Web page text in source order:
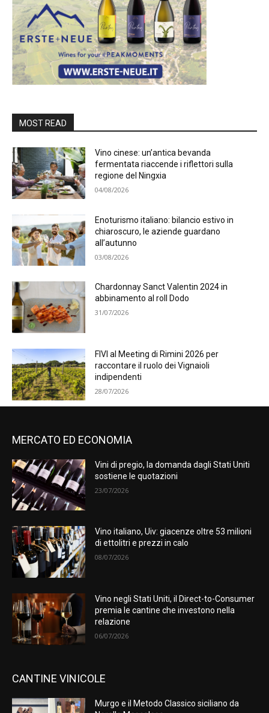
MOST READ
Vino cinese: un’antica bevanda
fermentata riaccende i riflettori sulla
regione del Ningxia
04/08/2026
Enoturismo italiano: bilancio estivo in
chiaroscuro, le aziende guardano
all’autunno
03/08/2026
Chardonnay Sanct Valentin 2024 in
abbinamento al roll Dodo
31/07/2026
FIVI al Meeting di Rimini 2026 per
raccontare il ruolo dei Vignaioli
indipendenti
28/07/2026
MERCATO ED ECONOMIA
Vini di pregio, la domanda dagli Stati Uniti
sostiene le quotazioni
23/07/2026
Vino italiano, Uiv: giacenze oltre 53 milioni
di ettolitri e prezzi in calo
08/07/2026
Vino negli Stati Uniti, il Direct-to-Consumer
premia le cantine che investono nella
relazione
06/07/2026
CANTINE VINICOLE
Murgo e il Metodo Classico siciliano da